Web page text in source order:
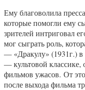
Ему благоволила
которые помогли ему
зрителей интриговал
мог сыграть роль,
— «Дракулу» (1931г.) в
— культовой
фильмов ужасов. От
после выхода фильма